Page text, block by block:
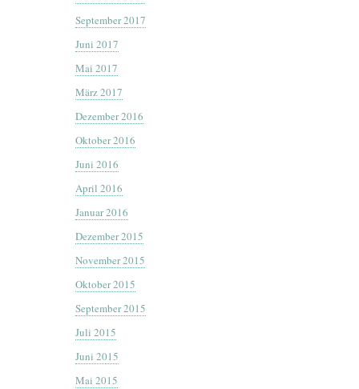
September 2017
Juni 2017
Mai 2017
März 2017
Dezember 2016
Oktober 2016
Juni 2016
April 2016
Januar 2016
Dezember 2015
November 2015
Oktober 2015
September 2015
Juli 2015
Juni 2015
Mai 2015